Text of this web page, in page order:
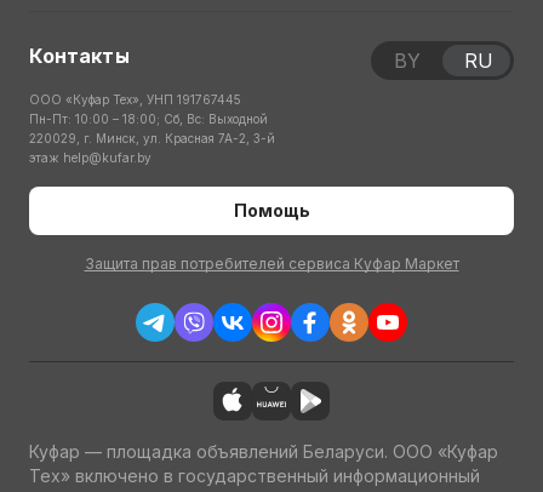
Контакты
ООО «Куфар Тех», УНП 191767445
Пн-Пт: 10:00 – 18:00; Сб, Вс: Выходной
220029, г. Минск, ул. Красная 7А-2, 3-й
этаж help@kufar.by
Помощь
Защита прав потребителей сервиса Куфар Маркет
BY RU
Куфар — площадка объявлений Беларуси. ООО «Куфар
Тех» включено в государственный информационный